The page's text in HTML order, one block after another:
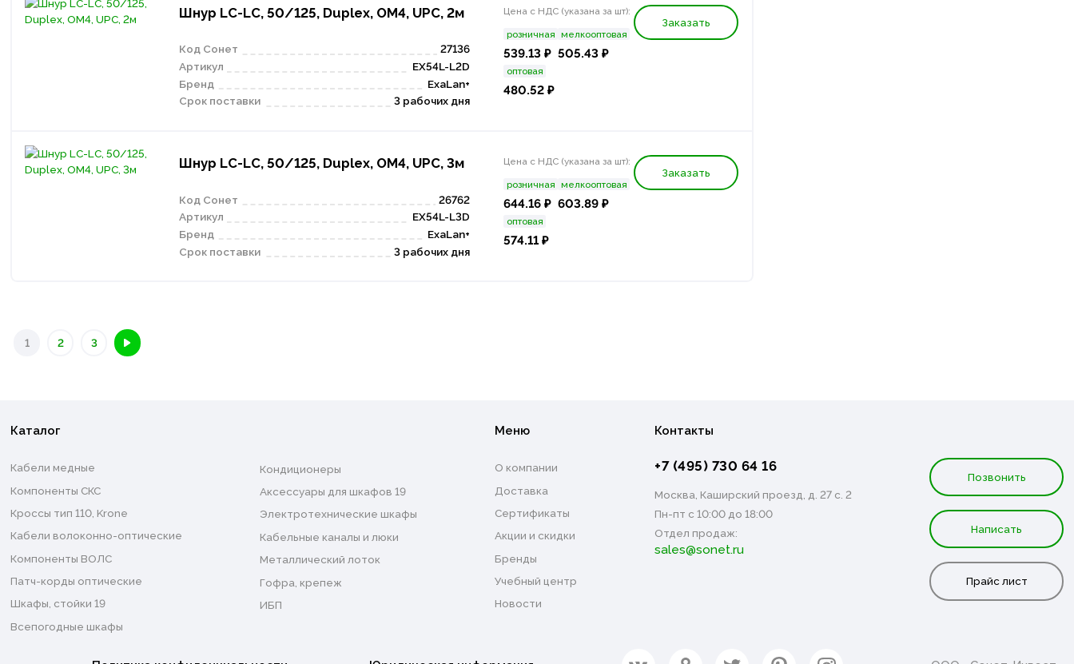
Шнур LC-LC, 50/125, Duplex, OM4, UPC, 2м
Код Сонет
27136
Артикул
EX54L-L2D
Бренд
ExaLan+
Срок поставки
3 рабочих дня
Цена с НДС (указана за шт):
розничная
539.13 ₽
мелкооптовая
505.43 ₽
оптовая
480.52 ₽
Заказать
Шнур LC-LC, 50/125, Duplex, OM4, UPC, 3м
Код Сонет
26762
Артикул
EX54L-L3D
Бренд
ExaLan+
Срок поставки
3 рабочих дня
Цена с НДС (указана за шт):
розничная
644.16 ₽
мелкооптовая
603.89 ₽
оптовая
574.11 ₽
Заказать
1 2 3
Каталог
Кабели медные
Компоненты СКС
Кроссы тип 110, Krone
Кабели волоконно-оптические
Компоненты ВОЛС
Патч-корды оптические
Шкафы, стойки 19
Всепогодные шкафы
Кондиционеры
Аксессуары для шкафов 19
Электротехнические шкафы
Кабельные каналы и люки
Металлический лоток
Гофра, крепеж
ИБП
Меню
О компании
Доставка
Сертификаты
Акции и скидки
Бренды
Учебный центр
Новости
Контакты
+7 (495) 730 64 16
Москва, Каширский проезд, д. 27 с. 2
Пн-пт с 10:00 до 18:00
Отдел продаж:
sales@sonet.ru
Позвонить
Написать
Прайс лист